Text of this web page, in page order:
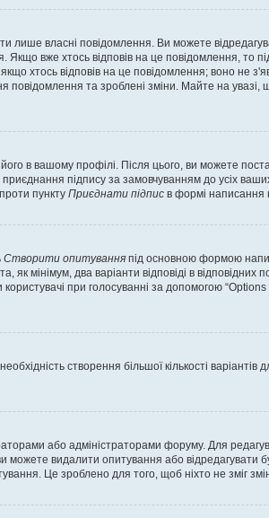
власні повідомлення. Ви можете
вже хтось відповів на це повідомлення, то
хтось відповів на це повідомлення; воно не
та зроблені зміни. Майте на увазі,
в вашому профілі. Після цього, ви можете
підпису за замовчуванням до усіх
пункту Приєднати підпис в формі написання
Створити опитування під основною формою
мінімум, два варіанти відповіді в відповідних
користувачі при голосуванні за допомогою
створення більшої кількості
або адміністраторами форуму. Для
видалити опитування або відредагувати
Це зроблено для того, щоб ніхто не зміг